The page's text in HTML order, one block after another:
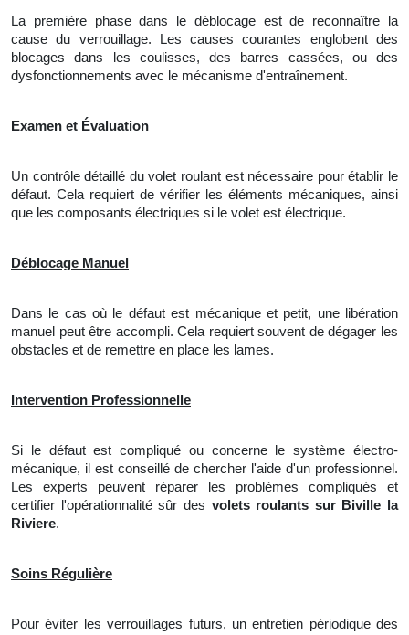
La première phase dans le déblocage est de reconnaître
la
cause du verrouillage. Les causes courantes englobent des
blocages dans les coulisses, des barres cassées, ou des
dysfonctionnements avec le mécanisme d'entraînement.
Examen et Évaluation
Un contrôle détaillé du volet roulant est nécessaire pour établir le
défaut. Cela requiert de vérifier les éléments mécaniques, ainsi
que les composants électriques si le volet est électrique.
Déblocage Manuel
Dans le cas où le défaut est mécanique et petit, une
libération
manuel peut être accompli. Cela requiert souvent de dégager les
obstacles et de remettre en place les lames.
Intervention Professionnelle
Si le défaut est compliqué ou concerne le système électro-
mécanique, il est conseillé de chercher l'aide d'un professionnel.
Les experts peuvent réparer les problèmes compliqués et
certifier l'opérationnalité sûr des volets roulants sur Biville la
Riviere.
Soins Régulière
Pour éviter les verrouillages futurs, un entretien périodique des